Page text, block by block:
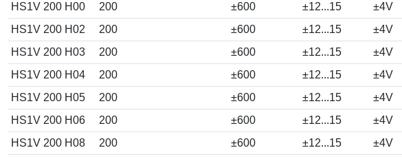
HS1V 200 H00
200 ±600 ±12...15 ±4V
HS1V 200 H02
200 ±600 ±12...15 ±4V
HS1V 200 H03
200 ±600 ±12...15 ±4V
HS1V 200 H04
200 ±600 ±12...15 ±4V
HS1V 200 H05
200 ±600 ±12...15 ±4V
HS1V 200 H06
200 ±600 ±12...15 ±4V
HS1V 200 H08
200 ±600 ±12...15 ±4V